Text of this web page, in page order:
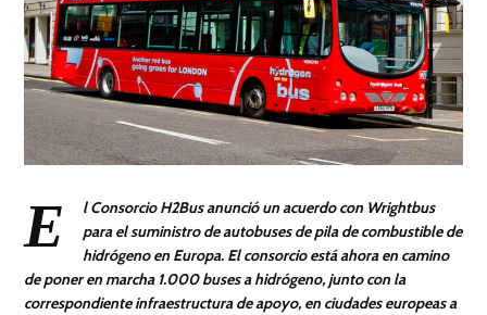
E
l Consorcio H2Bus anunció un acuerdo con Wrightbus
para el suministro de autobuses de pila de combustible de
hidrógeno en Europa. El consorcio está ahora en camino
de poner en marcha 1.000 buses a hidrógeno, junto con la
correspondiente infraestructura de apoyo, en ciudades europeas a